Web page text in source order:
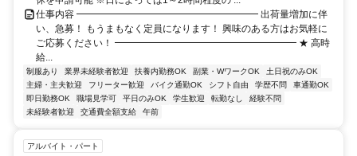
仕事内容 ━━━━━━━━━━━━━━━━━━━ 出荷量増加に伴
い、急募！ もうまもなく定員になります！ 興味のある方はお気軽に
ご応募ください！ ━━━━━━━━━━━━━━━━━━━ ★ 高時
給...
制服あり 業界未経験者歓迎 扶養内勤務OK 副業・WワークOK
土日祝のみOK
主婦・主夫歓迎
フリーター歓迎 バイク通勤OK シフト自由 学歴不問
車通勤OK
即日勤務OK
職場見学可 平日のみOK 学生歓迎 転勤なし
経験不問
未経験者歓迎
交通費全額支給 午前
アルバイト・パート